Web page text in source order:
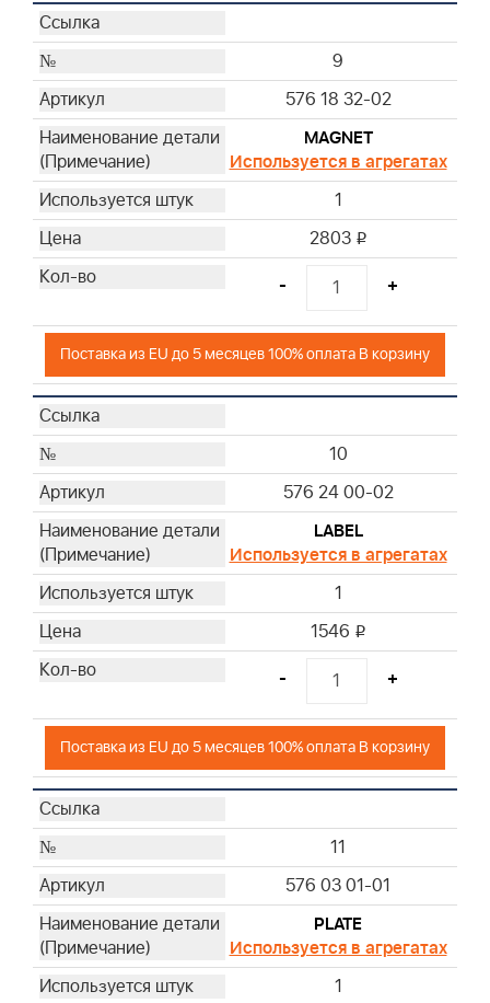
9
576 18 32-02
MAGNET
Используется в агрегатах
1
2803 i
- +
Поставка из EU до 5 месяцев 100% оплата В корзину
10
576 24 00-02
LABEL
Используется в агрегатах
1
1546 i
- +
Поставка из EU до 5 месяцев 100% оплата В корзину
11
576 03 01-01
PLATE
Используется в агрегатах
1